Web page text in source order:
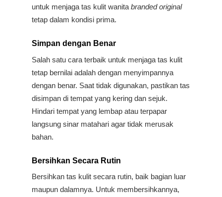
untuk menjaga tas kulit wanita branded original
tetap dalam kondisi prima.
Simpan dengan Benar
Salah satu cara terbaik untuk menjaga tas kulit
tetap bernilai adalah dengan menyimpannya
dengan benar. Saat tidak digunakan, pastikan tas
disimpan di tempat yang kering dan sejuk.
Hindari tempat yang lembap atau terpapar
langsung sinar matahari agar tidak merusak
bahan.
Bersihkan Secara Rutin
Bersihkan tas kulit secara rutin, baik bagian luar
maupun dalamnya. Untuk membersihkannya,